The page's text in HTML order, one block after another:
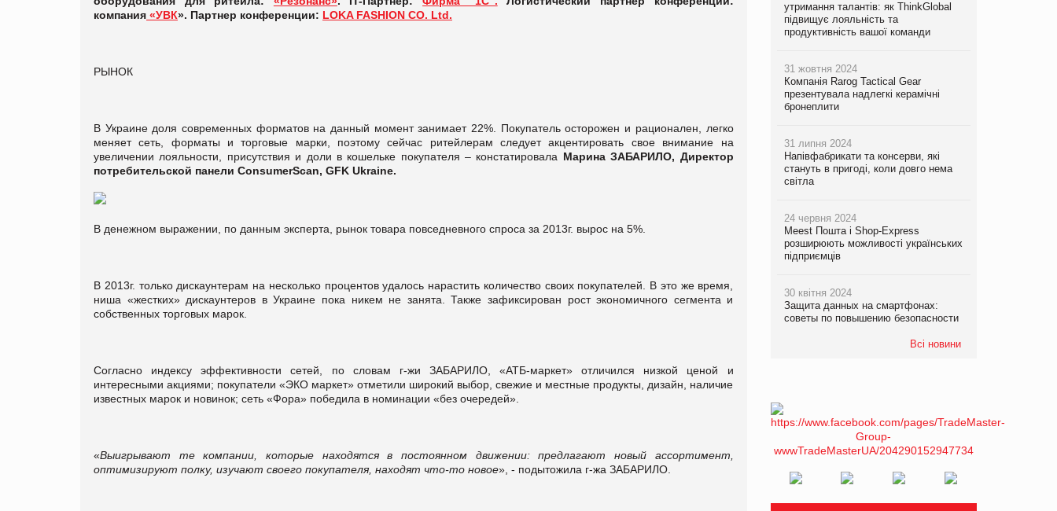
компания «УВК». Партнер конференции: LOKA FASHION CO. Ltd.
РЫНОК
В Украине доля современных форматов на данный момент занимает 22%. Покупатель осторожен и рационален, легко
меняет сеть, форматы и торговые марки, поэтому сейчас ритейлерам следует акцентировать свое внимание на
увеличении лояльности, присутствия и доли в кошельке покупателя – констатировала Марина ЗАБАРИЛО, Директор
потребительской панели ConsumerScan, GFK Ukraine.
В денежном выражении, по данным эксперта, рынок товара повседневного спроса за 2013г. вырос на 5%.
В 2013г. только дискаунтерам на несколько процентов удалось нарастить количество своих покупателей. В это же время,
ниша «жестких» дискаунтеров в Украине пока никем не занята. Также зафиксирован рост экономичного сегмента и
собственных торговых марок.
Согласно индексу эффективности сетей, по словам г-жи ЗАБАРИЛО, «АТБ-маркет» отличился низкой ценой и
интересными акциями; покупатели «ЭКО маркет» отметили широкий выбор, свежие и местные продукты, дизайн, наличие
известных марок и новинок; сеть «Фора» победила в номинации «без очередей».
«Выигрывают те компании, которые находятся в постоянном движении: предлагают новый ассортимент,
оптимизируют полку, изучают своего покупателя, находят что-то новое», - подытожила г-жа ЗАБАРИЛО.
утримання талантів: як ThinkGlobal
підвищує лояльність та
продуктивність вашої команди
31 жовтня 2024
Компанія Rarog Tactical Gear
презентувала надлегкі керамічні
бронеплити
31 липня 2024
Напівфабрикати та консерви, які
стануть в пригоді, коли довго нема
світла
24 червня 2024
Meest Пошта і Shop-Express
розширюють можливості українських
підприємців
30 квітня 2024
Защита данных на смартфонах:
советы по повышению безопасности
Всі новини